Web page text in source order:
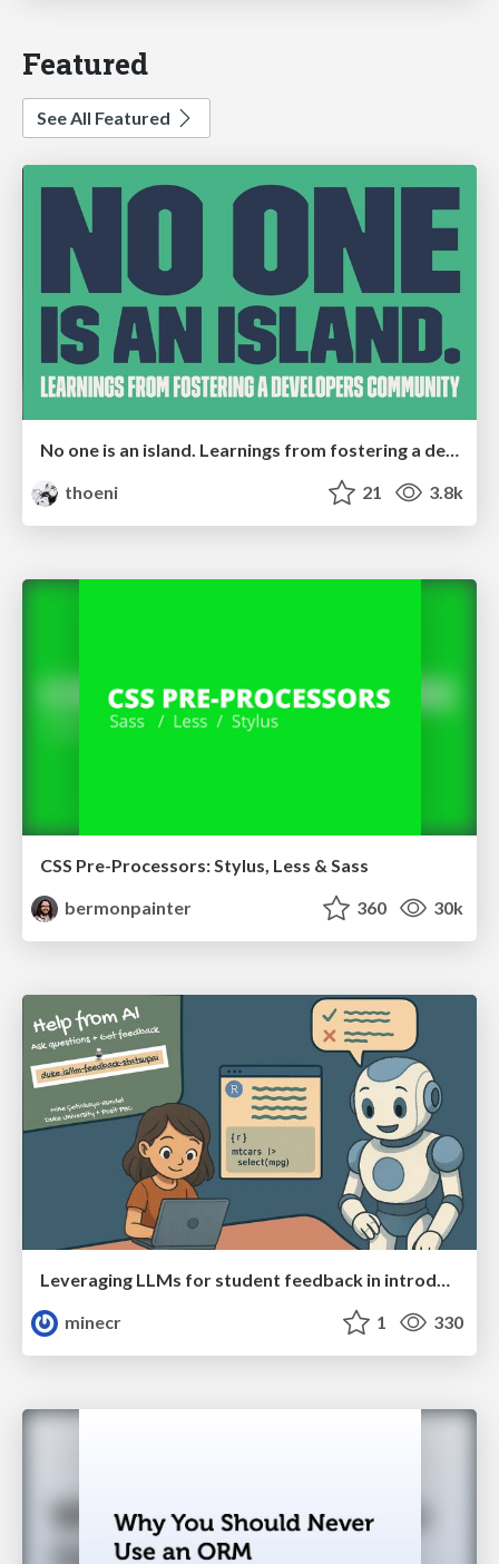
Featured
See All Featured
No one is an island. Learnings from fostering a developers community.
thoeni
21 3.8k
CSS Pre-Processors: Stylus, Less & Sass
bermonpainter
360 30k
Leveraging LLMs for student feedback in introductory data science courses - posit::conf(2025)
minecr
1 330